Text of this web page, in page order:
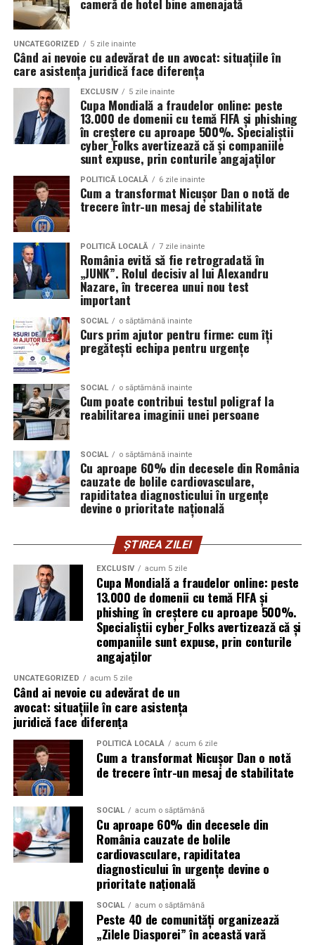
scade, investiția în calitatea managementului poate
deveni unul dintre cele mai importante avantaje
strategice ale organizațiilor românești.
E-mail:florina@alianta.org
despre clienți”, spune ea. A ales să schimbe asta.
Lucia Ardeleaneste arhitect de interior și designer
grafic, cu un parcurs care îmbină estetica și
funcționalul. Crede că vizibilitatea nu este opțională
pentru un profesionist care vrea să fie ales pentru ce
știe, nu doar pentru ce arată în portofoliu.
Patricia Constandacheactivează în vânzări și relații cu
clienții. A pornit de la convingerea că oamenii cumpără
de la oameni, nu de la branduri, iar asta înseamnă că
prezența personală contează la fel de mult ca produsul.
Iuliana Gabriela Enescu
videografie cu dronă. Știe că domeniul ei este dominat
de bărbați și că vizibilitatea ei ca profesionistă este, în
sine, un argument.
Isabela Alexandruoferă servicii de consiliere de cuplu
și psihoterapie. Lucrează zilnic cu oameni care încearcă
să se înțeleagă mai bine și crede că autenticitatea
trebuie să înceapă de la ea.
Oana Teslarueste consultant financiar și expert în
investiții imobiliare. A ales să fie prezentă cu vocea ei
într-un domeniu în care credibilitatea se construiește
greu și se pierde repede.
Mirela Iacobvinde cosmetice naturale și lucrează cu
femei care vor produse în care au încredere. Prezența ei
publică este, pentru clientele ei, primul semn că brandul
Ștefania Filipeste numerolog și lucrează cu
antreprenori care vor să ia decizii mai aliniate cu ce sunt
ei cu adevărat. Alege să fie vizibilă pentru că domeniul ei
câștigă credibilitate prin oameni, nu prin concepte.
Mihaela Antocheactivează în nutriție și sănătate.
Crede că informația corectă ajunge la oamenii potriviți
doar atunci când vine de la o sursă cu chip și nume.
De ce contează vizibilitatea, nu
doar activitatea
Campania „Aleg să fiu vizibilă” (#AlegSaFiuVizibila)nu
este doar despre fotografie. Este despre o decizie pe
care fiecare dintre aceste femei a luat-o conștient: să nu
mai lase calitatea muncii lor să rămână un secret bine
păzit.
România are sute de mii de femei antreprenor. Mulți
dintre cei care ar beneficia de serviciile lor nu le cunosc,
nu pentru că nu le caută, ci pentru că nu le găsesc.
Vizibilitatea profesională nu este vanitate. Este o parte
din afacere.
cameră de hotel bine amenajată
UNCATEGORIZED 5 zile inainte
Când ai nevoie cu adevărat de un avocat: situațiile în
care asistența juridică face diferența
EXCLUSIV 5 zile inainte
Cupa Mondială a fraudelor online: peste
13.000 de domenii cu temă FIFA și phishing
în creștere cu aproape 500%. Specialiștii
cyber_Folks avertizează că și companiile
sunt expuse, prin conturile angajaților
POLITICĂ LOCALĂ 6 zile inainte
Cum a transformat Nicușor Dan o notă de
trecere într-un mesaj de stabilitate
POLITICĂ LOCALĂ 7 zile inainte
România evită să fie retrogradată în
„JUNK”. Rolul decisiv al lui Alexandru
Nazare, în trecerea unui nou test
important
SOCIAL o săptămână inainte
Curs prim ajutor pentru firme: cum îți
pregătești echipa pentru urgențe
SOCIAL o săptămână inainte
Cum poate contribui testul poligraf la
reabilitarea imaginii unei persoane
SOCIAL o săptămână inainte
Cu aproape 60% din decesele din România
cauzate de bolile cardiovasculare,
rapiditatea diagnosticului în urgențe
devine o prioritate națională
ȘTIREA ZILEI
EXCLUSIV acum 5 zile
Cupa Mondială a fraudelor online: peste
13.000 de domenii cu temă FIFA și
phishing în creștere cu aproape 500%.
Specialiștii cyber_Folks avertizează că și
companiile sunt expuse, prin conturile
angajaților
UNCATEGORIZED acum 5 zile
Când ai nevoie cu adevărat de un
avocat: situațiile în care asistența
juridică face diferența
POLITICĂ LOCALĂ acum 6 zile
Cum a transformat Nicușor Dan o notă
de trecere într-un mesaj de stabilitate
SOCIAL acum o săptămână
Cu aproape 60% din decesele din
România cauzate de bolile
cardiovasculare, rapiditatea
diagnosticului în urgențe devine o
prioritate națională
SOCIAL acum o săptămână
Peste 40 de comunități organizează
„Zilele Diasporei” în această vară